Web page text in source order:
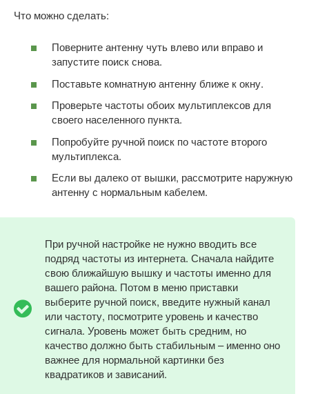
Что можно сделать:
Поверните антенну чуть влево или вправо и
запустите поиск снова.
Поставьте комнатную антенну ближе к окну.
Проверьте частоты обоих мультиплексов для
своего населенного пункта.
Попробуйте ручной поиск по частоте второго
мультиплекса.
Если вы далеко от вышки, рассмотрите наружную
антенну с нормальным кабелем.
При ручной настройке не нужно вводить все
подряд частоты из интернета. Сначала найдите
свою ближайшую вышку и частоты именно для
вашего района. Потом в меню приставки
выберите ручной поиск, введите нужный канал
или частоту, посмотрите уровень и качество
сигнала. Уровень может быть средним, но
качество должно быть стабильным – именно оно
важнее для нормальной картинки без
квадратиков и зависаний.